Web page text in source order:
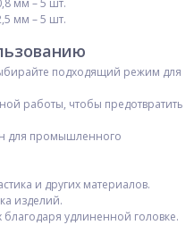
мм – 5 шт.
мм – 5 шт.
подходящий режим для
работы, чтобы предотвратить
для промышленного
и других материалов.
изделий.
благодаря удлиненной головке.